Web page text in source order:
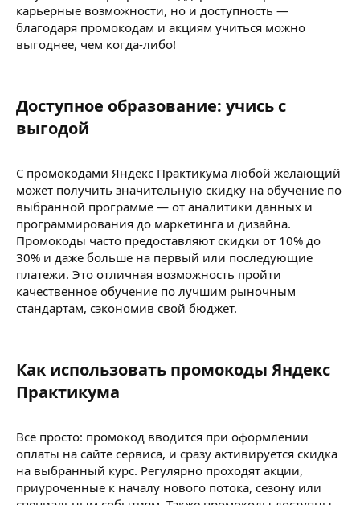
карьерные возможности, но и доступность —
благодаря промокодам и акциям учиться можно
выгоднее, чем когда-либо!
Доступное образование: учись с
выгодой​
С промокодами Яндекс Практикума любой желающий
может получить значительную скидку на обучение по
выбранной программе — от аналитики данных и
программирования до маркетинга и дизайна.
Промокоды часто предоставляют скидки от 10% до
30% и даже больше на первый или последующие
платежи. Это отличная возможность пройти
качественное обучение по лучшим рыночным
стандартам, сэкономив свой бюджет.
Как использовать промокоды Яндекс
Практикума​
Всё просто: промокод вводится при оформлении
оплаты на сайте сервиса, и сразу активируется скидка
на выбранный курс. Регулярно проходят акции,
приуроченные к началу нового потока, сезону или